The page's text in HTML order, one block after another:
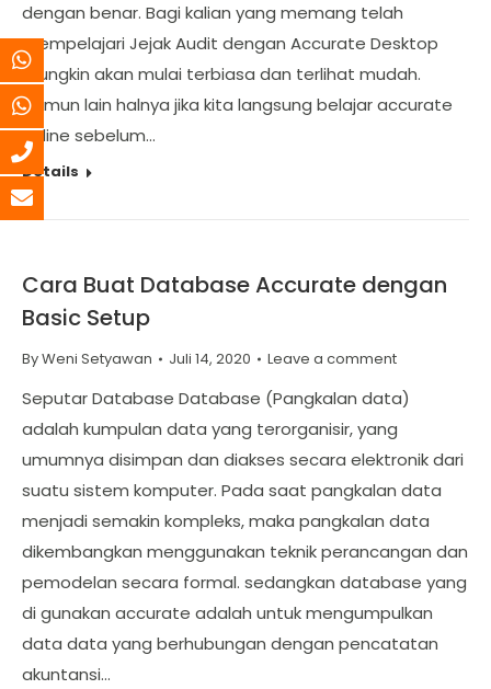
dengan benar. Bagi kalian yang memang telah
mempelajari Jejak Audit dengan Accurate Desktop
mungkin akan mulai terbiasa dan terlihat mudah.
Namun lain halnya jika kita langsung belajar accurate
online sebelum…
Details
Cara Buat Database Accurate dengan
Basic Setup
ByWeni Setyawan Juli 14, 2020 Leave a comment
Seputar Database Database (Pangkalan data)
adalah kumpulan data yang terorganisir, yang
umumnya disimpan dan diakses secara elektronik dari
suatu sistem komputer. Pada saat pangkalan data
menjadi semakin kompleks, maka pangkalan data
dikembangkan menggunakan teknik perancangan dan
pemodelan secara formal. sedangkan database yang
di gunakan accurate adalah untuk mengumpulkan
data data yang berhubungan dengan pencatatan
akuntansi…